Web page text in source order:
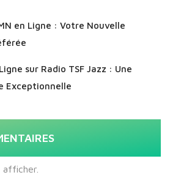
en Ligne : Votre Nouvelle
sur Radio TSF Jazz : Une
Exceptionnelle